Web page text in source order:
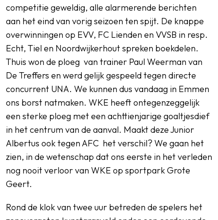
competitie geweldig, alle alarmerende berichten
aan het eind van vorig seizoen ten spijt. De knappe
overwinningen op EVV, FC Lienden en VVSB in resp.
Echt, Tiel en Noordwijkerhout spreken boekdelen.
Thuis won de ploeg van trainer Paul Weerman van
De Treffers en werd gelijk gespeeld tegen directe
concurrent UNA. We kunnen dus vandaag in Emmen
ons borst natmaken. WKE heeft ontegenzeggelijk
een sterke ploeg met een achttienjarige goaltjesdief
in het centrum van de aanval. Maakt deze Junior
Albertus ook tegen AFC het verschil? We gaan het
zien, in de wetenschap dat ons eerste in het verleden
nog nooit verloor van WKE op sportpark Grote
Geert.
Rond de klok van twee uur betreden de spelers het